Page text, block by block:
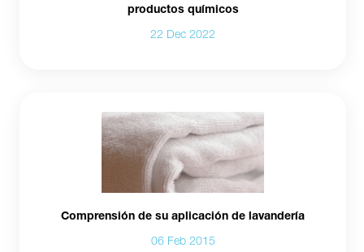
productos químicos
22 Dec 2022
Comprensión de su aplicación de lavandería
06 Feb 2015